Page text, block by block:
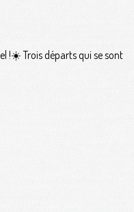
!☀️ Trois départs qui se sont